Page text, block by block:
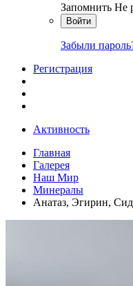
Запомнить Не
Войти
Забыли
Регистрация
Активность
Главная
Галерея
Наш Мир
Минералы
Анатаз, Эгирин,